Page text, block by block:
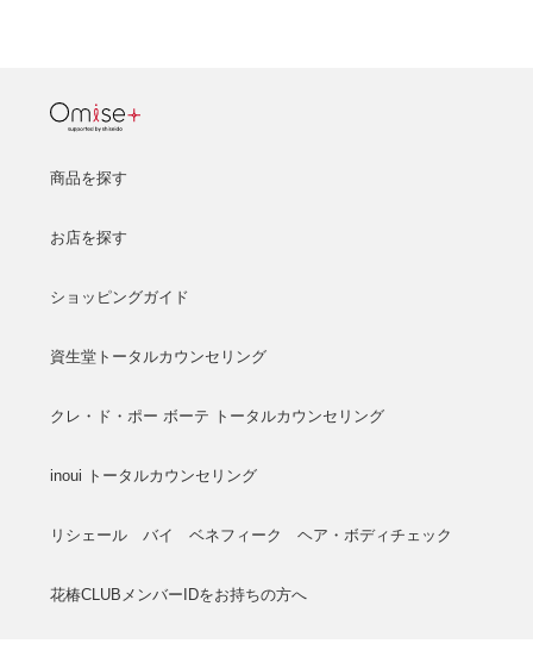
商品を探す
お店を探す
ショッピングガイド
資生堂トータルカウンセリング
クレ・ド・ポー ボーテ トータルカウンセリング
inoui トータルカウンセリング
リシェール バイ ベネフィーク ヘア・ボディチェック
花椿CLUBメンバーIDをお持ちの方へ